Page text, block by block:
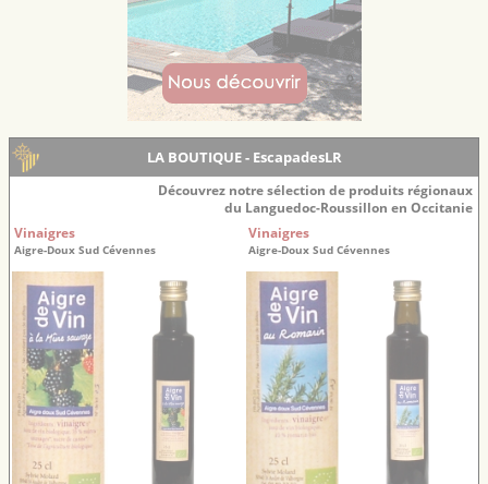
LA BOUTIQUE - EscapadesLR
Découvrez notre sélection de produits régionaux
du Languedoc-Roussillon en Occitanie
Vinaigres
Aigre-Doux Sud Cévennes
Vinaigres
Aigre-Doux Sud Cévennes